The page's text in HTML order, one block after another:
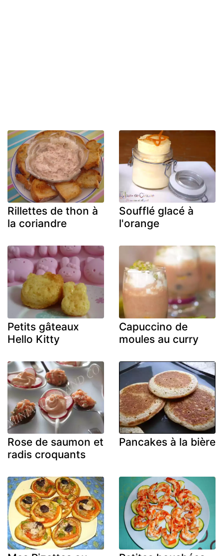
Rillettes de thon à
la coriandre
Soufflé glacé à
l'orange
Petits gâteaux
Hello Kitty
Capuccino de
moules au curry
Rose de saumon et
radis croquants
Pancakes à la bière